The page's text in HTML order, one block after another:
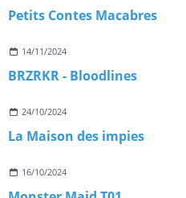
Petits Contes Macabres
14/11/2024
BRZRKR - Bloodlines
24/10/2024
La Maison des impies
16/10/2024